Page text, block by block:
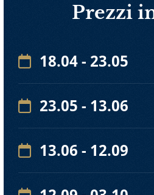
Prezzi
18.04 - 23.05
23.05 - 13.06
13.06 - 12.09